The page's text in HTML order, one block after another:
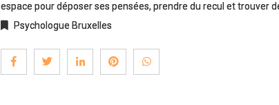
espace pour déposer ses pensées, prendre du recul et trouver
Psychologue Bruxelles